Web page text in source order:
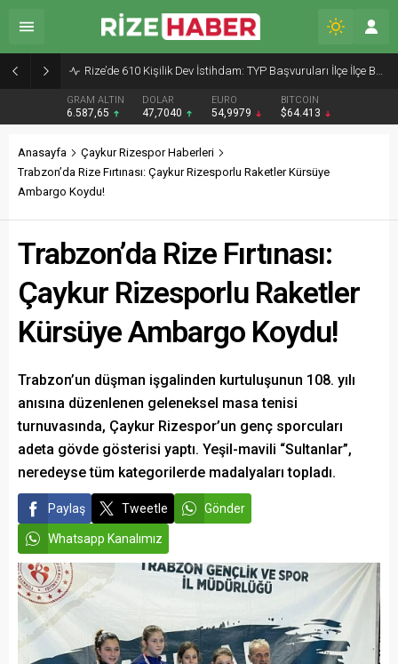
Rize’de 610 Kişilik Dev İstihdam: TYP Başvuruları İlçe İlçe Başladı!
GRAM ALTIN
6.587,65
DOLAR
47,7040
EURO
54,9979
BITCOIN
$64.413
Anasayfa
Çaykur Rizespor Haberleri
Trabzon’da Rize Fırtınası: Çaykur Rizesporlu Raketler Kürsüye
Ambargo Koydu!
Trabzon’da Rize Fırtınası:
Çaykur Rizesporlu Raketler
Kürsüye Ambargo Koydu!
Trabzon’un düşman işgalinden kurtuluşunun 108. yılı
anısına düzenlenen geleneksel masa tenisi
turnuvasında, Çaykur Rizespor’un genç sporcuları
adeta gövde gösterisi yaptı. Yeşil-mavili “Sultanlar”,
neredeyse tüm kategorilerde madalyaları topladı.
Paylaş Tweetle Gönder
Whatsapp Kanalımız